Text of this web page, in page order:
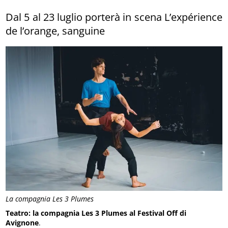
La compagnia Les 3 Plumes
Dal 5 al 23 luglio porterà in scena L’expérience
de l’orange, sanguine
Teatro: la compagnia Les 3 Plumes al Festival Off di
Avignone.